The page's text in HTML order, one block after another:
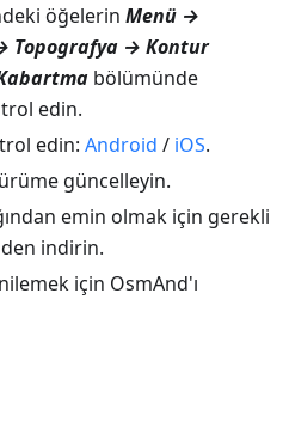
öğelerin Menü →
Topografya → Kontur
bölümünde
edin.
edin: Android / iOS.
güncelleyin.
emin olmak için gerekli
indirin.
için OsmAnd'ı